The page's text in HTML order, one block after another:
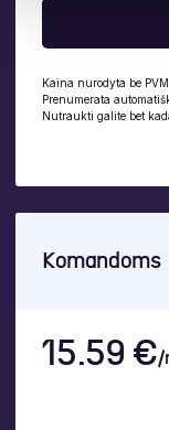
Kaina nurodyta be PVM.
Prenumerata
Nutraukti galite bet
Komandoms
15.59 €/